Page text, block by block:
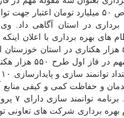
۵۵۰ هزار هکتاری از اختصاص ۵۰ میلیارد تومان
برداری در استان آگاهی داد.
تولید در فاز اول طرح ۵۵۰ هزار
بهره
پایدارسازی ۱۱۰ الگوی بهره برداری فاز اول احیا و